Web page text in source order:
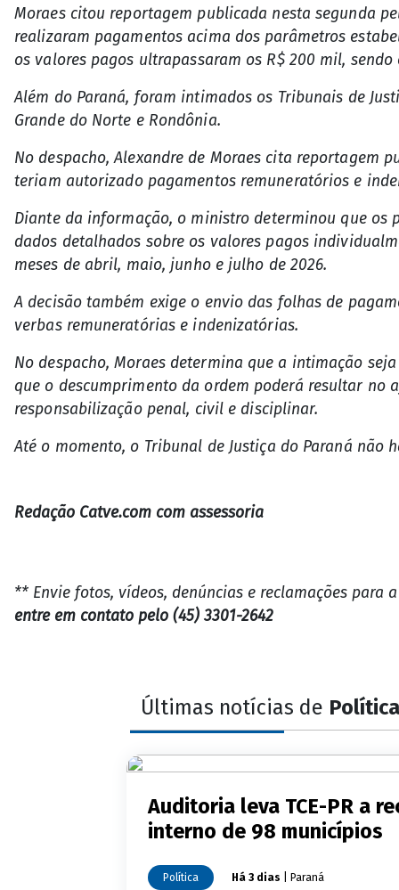
Moraes citou reportagem publicada nesta segunda
realizaram pagamentos acima dos parâmetros
os valores pagos ultrapassaram os R$ 200 mil,
Além do Paraná, foram intimados os Tribunais de
Grande do Norte e Rondônia.
No despacho, Alexandre de Moraes cita
teriam autorizado pagamentos remuneratórios e
Diante da informação, o ministro determinou que os
dados detalhados sobre os valores pagos
meses de abril, maio, junho e julho de 2026.
A decisão também exige o envio das folhas de
verbas remuneratórias e indenizatórias.
No despacho, Moraes determina que a intimação
que o descumprimento da ordem poderá resultar
responsabilização penal, civil e disciplinar.
Até o momento, o Tribunal de Justiça do Paraná não
Redação Catve.com com assessoria
** Envie fotos, vídeos, denúncias e reclamações para
entre em contato pelo (45) 3301-2642
Últimas notícias de Política
Auditoria leva TCE-PR a
interno de 98 municípios
Política Há 3 dias | Paraná